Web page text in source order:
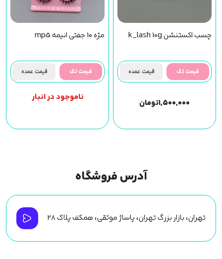
چسب اکستنشن k_lash 10g
قیمت تک قیمت عمده
۱,۵۰۰,۰۰۰تومان
مژه 10 جفتی انیمه mp5
قیمت تک قیمت عمده
ناموجود در انبار
آدرس فروشگاه
تهران، بازار بزرگ تهران، پاساژ موثقی، همکف پلاک ۲۸